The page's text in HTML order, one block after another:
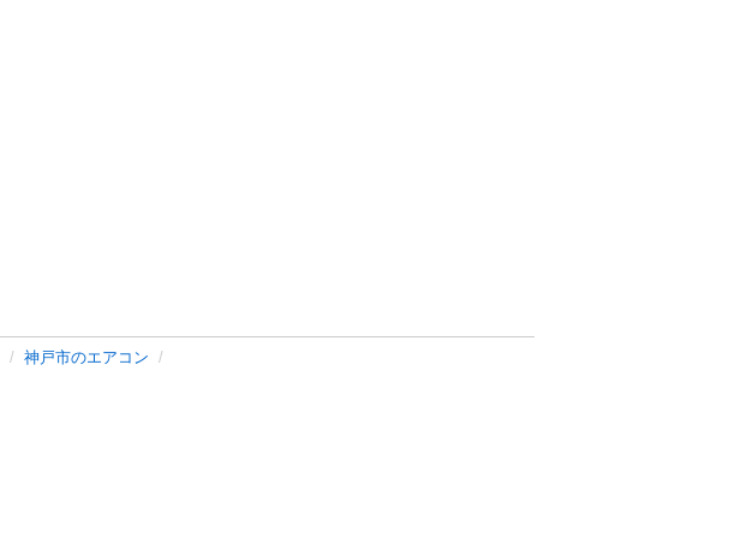
神戸市のエアコン